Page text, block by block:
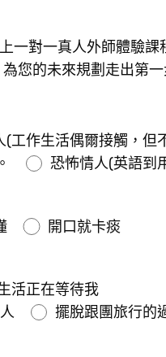
對一真人外師體驗課
您的未來規劃走出第一
(工作生活偶爾接觸，但
恐怖情人(英語到
開口就卡痰
活正在等待我
擺脫跟團旅行的